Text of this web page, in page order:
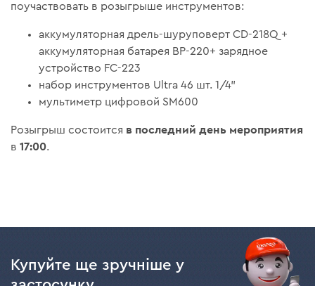
поучаствовать в розыгрыше инструментов:
аккумуляторная дрель-шуруповерт CD-218Q +
аккумуляторная батарея BP-220+ зарядное
устройство FC-223
набор инструментов Ultra 46 шт. 1/4"
мультиметр цифровой SM600
Розыгрыш состоится в последний день мероприятия
в17:00.
Купуйте ще зручніше у